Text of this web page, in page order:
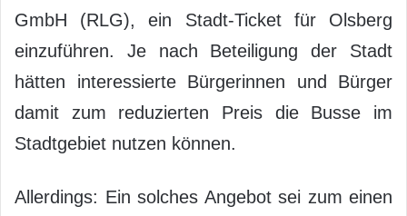
GmbH (RLG), ein Stadt-Ticket für Olsberg
einzuführen. Je nach Beteiligung der Stadt
hätten interessierte Bürgerinnen und Bürger
damit zum reduzierten Preis die Busse im
Stadtgebiet nutzen können.
Allerdings: Ein solches Angebot sei zum einen